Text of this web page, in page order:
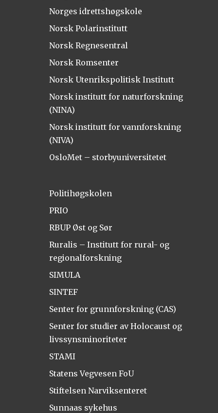
Norges idrettshøgskole
Norsk Polarinstitutt
Norsk Regnesentral
Norsk Romsenter
Norsk Utenrikspolitisk Institutt
Norsk institutt for naturforskning
(NINA)
Norsk institutt for vannforskning
(NIVA)
OsloMet – storbyuniversitetet
Politihøgskolen
PRIO
RBUP Øst og Sør
Ruralis – Institutt for rural- og
regionalforskning
SIMULA
SINTEF
Senter for grunnforskning (CAS)
Senter for studier av Holocaust og
livssynsminoriteter
STAMI
Statens Vegvesen FoU
Stiftelsen Narviksenteret
Sunnaas sykehus